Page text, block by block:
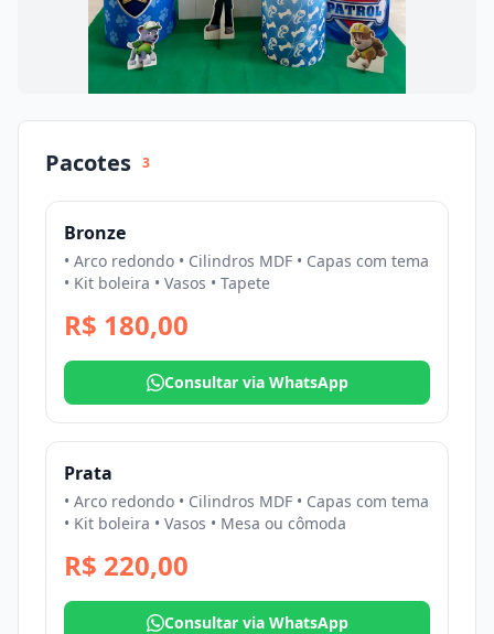
Pacotes 3
Bronze
• Arco redondo • Cilindros MDF • Capas com tema
• Kit boleira • Vasos • Tapete
R$ 180,00
Consultar via WhatsApp
Prata
• Arco redondo • Cilindros MDF • Capas com tema
• Kit boleira • Vasos • Mesa ou cômoda
R$ 220,00
Consultar via WhatsApp